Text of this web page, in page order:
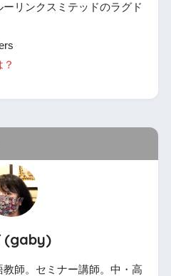
リンクスミテッドのラグド
(gaby)
師。セミナー講師。中・高